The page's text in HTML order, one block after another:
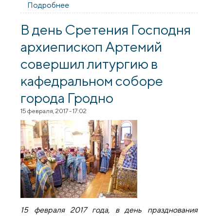
Подробнее
посвященном годовщине вывода
советских войск из Афганистана
В день Сретения Господня
архиепископ Артемий
совершил литургию в
кафедральном соборе
города Гродно
15 февраля, 2017 - 17:02
15 февраля 2017 года, в день празднования